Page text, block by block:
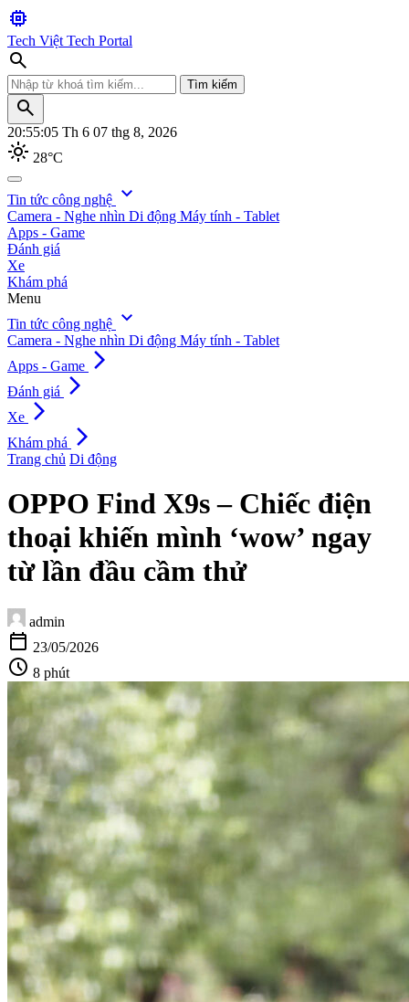
memory
Tech Việt Tech Portal
search
Tìm kiếm
search
20:55:07 Th 6 07 thg 8, 2026
light_mode 28°C
search
Tìm kiếm
Tin tức công nghệ expand_more
Camera - Nghe nhìn Di động Máy tính - Tablet
Apps - Game
Đánh giá
Xe
Khám phá
Menu
Tin tức công nghệ expand_more
Camera - Nghe nhìn Di động Máy tính - Tablet
Apps - Game arrow_forward_ios
Đánh giá arrow_forward_ios
Xe arrow_forward_ios
Khám phá arrow_forward_ios
Trang chủ Di động
OPPO Find X9s – Chiếc điện
thoại khiến mình ‘wow’ ngay
từ lần đầu cầm thử
admin
calendar_today 23/05/2026
schedule 8 phút